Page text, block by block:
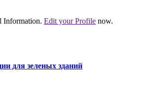
Information. Edit your Profile now.
для зеленых зданий